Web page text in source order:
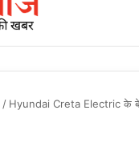
/ Hyundai Creta Electric के बेस